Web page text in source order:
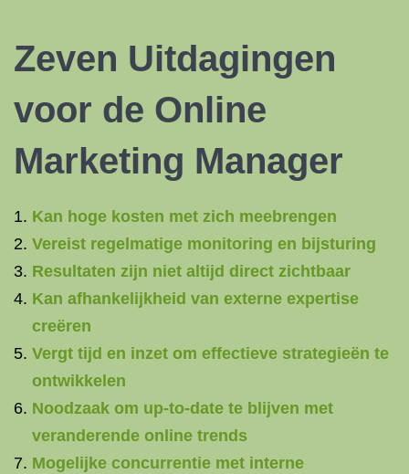
Zeven Uitdagingen
voor de Online
Marketing Manager
Kan hoge kosten met zich meebrengen
Vereist regelmatige monitoring en bijsturing
Resultaten zijn niet altijd direct zichtbaar
Kan afhankelijkheid van externe expertise
creëren
Vergt tijd en inzet om effectieve strategieën te
ontwikkelen
Noodzaak om up-to-date te blijven met
veranderende online trends
Mogelijke concurrentie met interne